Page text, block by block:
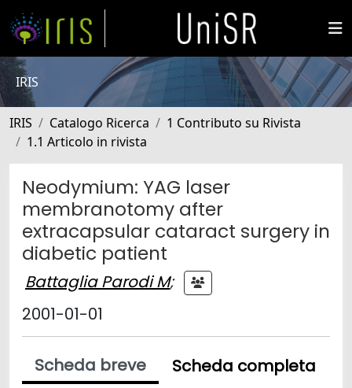
IRIS
IRIS Catalogo Ricerca
1 Contributo su Rivista
1.1 Articolo in rivista
Neodymium: YAG laser
membranotomy after
extracapsular cataract surgery in
diabetic patient
Battaglia Parodi M;
2001-01-01
Scheda breve
Scheda completa